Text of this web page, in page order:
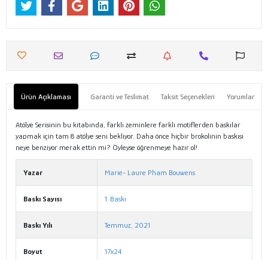
Ürün Açıklaması Garanti ve Teslimat Taksit Seçenekleri Yorumlar
Atölye Serisinin bu kitabında, farklı zeminlere farklı motiflerden baskılar
yapmak için tam 8 atölye seni bekliyor. Daha önce hiçbir brokolinin baskısı
neye benziyor merak ettin mi? Öyleyse öğrenmeye hazır ol!
Yazar Marie- Laure Pham Bouwens
Baskı Sayısı 1. Baskı
Baskı Yılı Temmuz, 2021
Boyut 17x24